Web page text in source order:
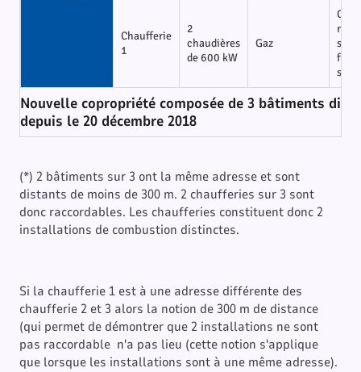
Nouvelle copropriété composée de 3 bâtiments
depuis le 20 décembre 2018
Chaufferie
1
2
chaudières
de 600 kW
Gaz
sans
(*) 2 bâtiments sur 3 ont la même adresse et sont
distants de moins de 300 m. 2 chaufferies sur 3 sont
donc raccordables. Les chaufferies constituent donc 2
installations de combustion distinctes.
Si la chaufferie 1 est à une adresse différente des
chaufferie 2 et 3 alors la notion de 300 m de distance
(qui permet de démontrer que 2 installations ne sont
pas raccordable n'a pas lieu (cette notion s'applique
que lorsque les installations sont à une même adresse).